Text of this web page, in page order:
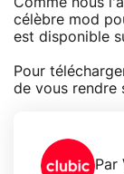
célèbre mod
est disponible
Pour
de vous rendre
Par